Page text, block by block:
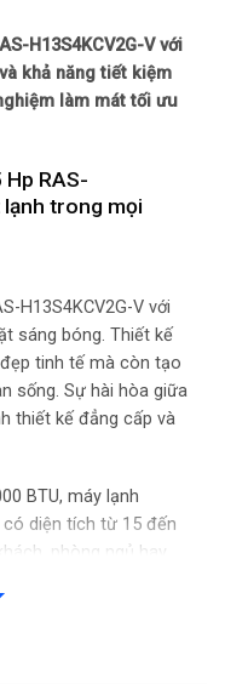
nghệ chống bám bẩn
trái phải tùy chỉnh
77 cm – Cao 22.5cm –
66 cm – Cao 53 cm –
H13S4KCV2G-V với
khả năng tiết kiệm
làm mát tối ưu
RAS-
lạnh trong mọi
H13S4KCV2G-V với
sáng bóng. Thiết kế
tinh tế mà còn tạo
sống. Sự hài hòa giữa
thiết kế đẳng cấp và
BTU, máy lạnh
diện tích từ 15 đến
phòng ngủ hay